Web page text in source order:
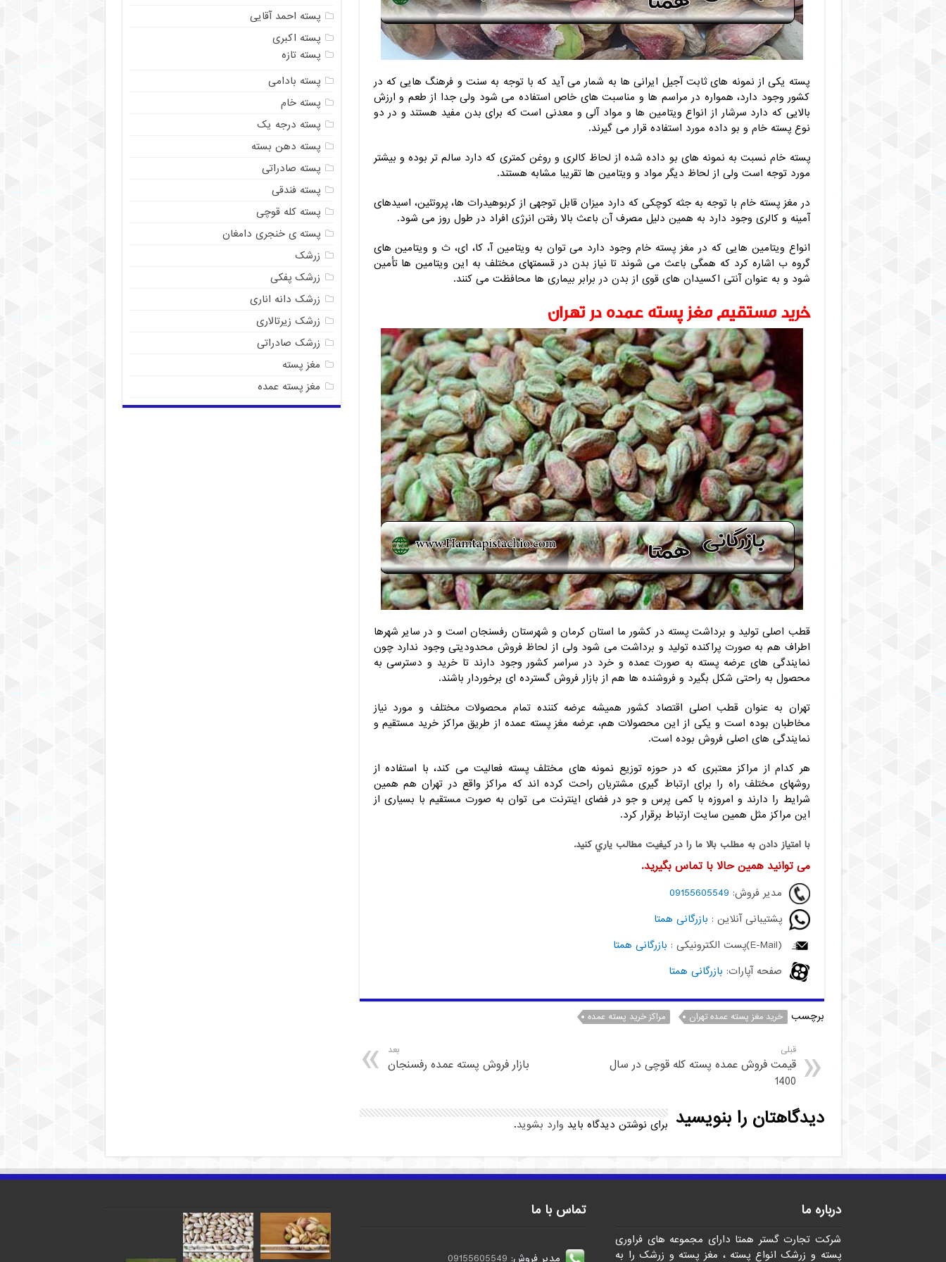
پسته یکی از نمونه های ثابت آجیل ایرانی ها به شمار می آید که با توجه به سنت و فرهنگ هایی که در
کشور وجود دارد، همواره در مراسم ها و مناسبت های خاص استفاده می شود ولی جدا از طعم و ارزش
بالایی که دارد سرشار از انواع ویتامین ها و مواد آلی و معدنی است که برای بدن مفید هستند و در دو
نوع پسته خام و بو داده مورد استفاده قرار می گیرند.
پسته خام نسبت به نمونه های بو داده شده از لحاظ کالری و روغن کمتری که دارد سالم تر بوده و بیشتر
مورد توجه است ولی از لحاظ دیگر مواد و ویتامین ها تقریبا مشابه هستند.
در مغز پسته خام با توجه به جثه کوچکی که دارد میزان قابل توجهی از کربوهیدرات ها، پروتئین، اسیدهای
آمینه و کالری وجود دارد به همین دلیل مصرف آن باعث بالا رفتن انرژی افراد در طول روز می شود.
انواع ویتامین هایی که در مغز پسته خام وجود دارد می توان به ویتامین آ، کا، ای، ث و ویتامین های
گروه ب اشاره کرد که همگی باعث می شوند تا نیاز بدن در قسمتهای مختلف به این ویتامین ها تأمین
شود و به عنوان آنتی اکسیدان های قوی از بدن در برابر بیماری ها محافظت می کنند.
خرید مستقیم مغز پسته عمده در تهران
قطب اصلی تولید و برداشت پسته در کشور ما استان کرمان و شهرستان رفسنجان است و در سایر شهرها
اطراف هم به صورت پراکنده تولید و برداشت می شود ولی از لحاظ فروش محدودیتی وجود ندارد چون
نمایندگی های عرضه پسته به صورت عمده و خرد در سراسر کشور وجود دارند تا خرید و دسترسی به
محصول به راحتی شکل بگیرد و فروشنده ها هم از بازار فروش گسترده ای برخوردار باشند.
تهران به عنوان قطب اصلی اقتصاد کشور همیشه عرضه کننده تمام محصولات مختلف و مورد نیاز
مخاطبان بوده است و یکی از این محصولات هم، عرضه مغز پسته عمده از طریق مراکز خرید مستقیم و
نمایندگی های اصلی فروش بوده است.
هر کدام از مراکز معتبری که در حوزه توزیع نمونه های مختلف پسته فعالیت می کند، با استفاده از
روشهای مختلف راه را برای ارتباط گیری مشتریان راحت کرده اند که مراکز واقع در تهران هم همین
شرایط را دارند و امروزه با کمی پرس و جو در فضای اینترنت می توان به صورت مستقیم با بسیاری از
این مراکز مثل همین سایت ارتباط برقرار کرد.
با امتياز دادن به مطلب بالا ما را در کيفيت مطالب ياري کنيد.
می توانید همین حالا با تماس بگیرید.
مدیر فروش: 09155605549
پشتیبانی آنلاین : بازرگانی همتا
(E-Mail)پست الکترونیکی :
بازرگانی همتا
صفحه آپارات: بازرگانی همتا
برچسب خرید مغز پسته عمده تهران مراکز خرید پسته عمده
قبلی
قیمت فروش عمده پسته کله قوچی در سال
1400
بعد
بازار فروش پسته عمده رفسنجان
دیدگاهتان را بنویسید برای نوشتن دیدگاه باید وارد بشوید.
پسته احمد آقایی
پسته اکبری
پسته تازه
پسته بادامی
پسته خام
پسته درجه یک
پسته دهن بسته
پسته صادراتی
پسته فندقی
پسته کله قوچی
پسته ی خنجری دامغان
زرشک
زرشک پفکی
زرشک دانه اناری
زرشک زیرتالاری
زرشک صادراتی
مغز پسته
مغز پسته عمده
درباره ما
شرکت تجارت گستر همتا دارای مجموعه های فراوری
پسته و زرشک انواع پسته ، مغز پسته و زرشک را به
تماس با ما
مدیر فروش: 09155605549